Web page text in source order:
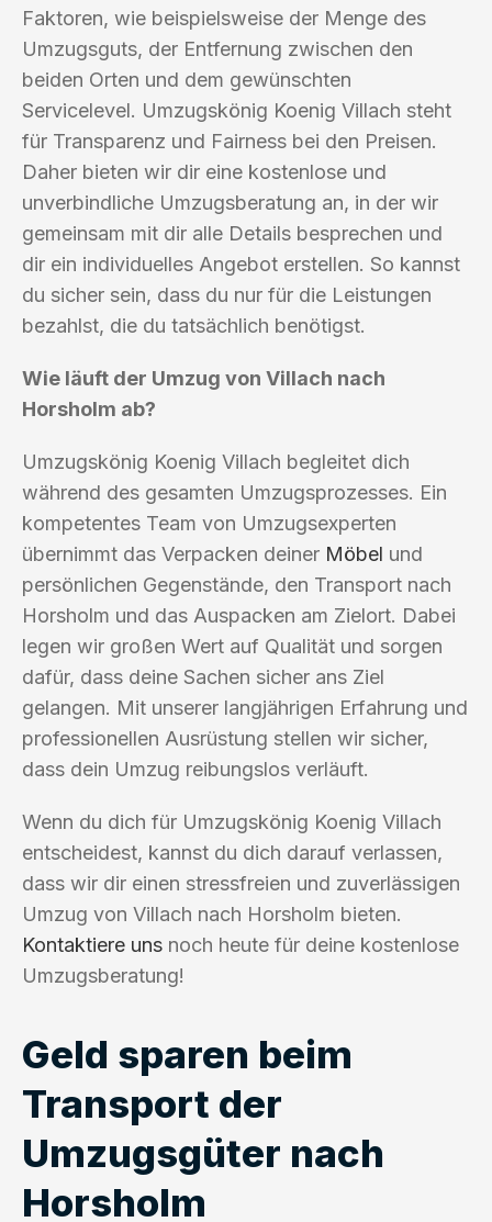
Faktoren, wie beispielsweise der Menge des
Umzugsguts, der Entfernung zwischen den
beiden Orten und dem gewünschten
Servicelevel. Umzugskönig Koenig Villach steht
für Transparenz und Fairness bei den Preisen.
Daher bieten wir dir eine kostenlose und
unverbindliche Umzugsberatung an, in der wir
gemeinsam mit dir alle Details besprechen und
dir ein individuelles Angebot erstellen. So kannst
du sicher sein, dass du nur für die Leistungen
bezahlst, die du tatsächlich benötigst.
Wie läuft der Umzug von Villach nach
Horsholm ab?
Umzugskönig Koenig Villach begleitet dich
während des gesamten Umzugsprozesses. Ein
kompetentes Team von Umzugsexperten
übernimmt das Verpacken deiner Möbel und
persönlichen Gegenstände, den Transport nach
Horsholm und das Auspacken am Zielort. Dabei
legen wir großen Wert auf Qualität und sorgen
dafür, dass deine Sachen sicher ans Ziel
gelangen. Mit unserer langjährigen Erfahrung und
professionellen Ausrüstung stellen wir sicher,
dass dein Umzug reibungslos verläuft.
Wenn du dich für Umzugskönig Koenig Villach
entscheidest, kannst du dich darauf verlassen,
dass wir dir einen stressfreien und zuverlässigen
Umzug von Villach nach Horsholm bieten.
Kontaktiere uns noch heute für deine kostenlose
Umzugsberatung!
Geld sparen beim
Transport der
Umzugsgüter nach
Horsholm